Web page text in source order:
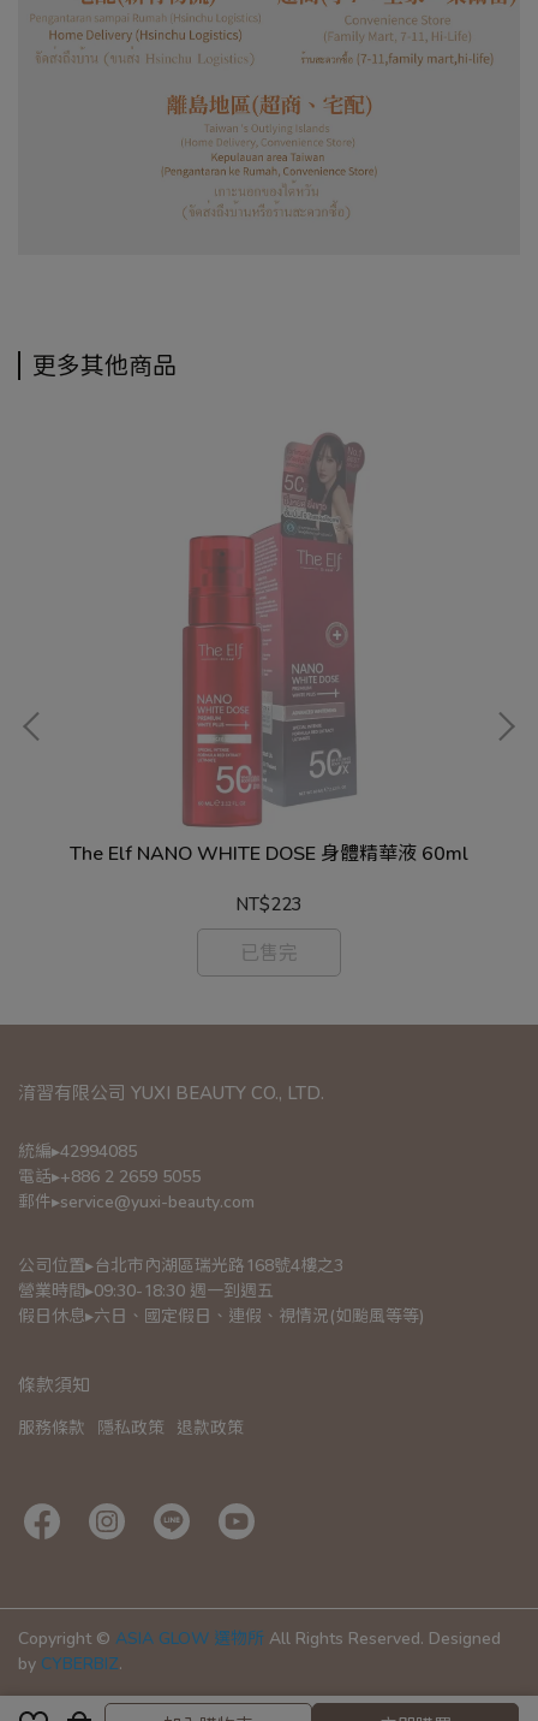
完成
更多其他商品
The Elf NANO WHITE DOSE 身體精華液 60ml
NT$223
已售完
淯習有限公司 YUXI BEAUTY CO., LTD.
統編▸42994085
電話▸+886 2 2659 5055
郵件▸service@yuxi-beauty.com
公司位置▸台北市內湖區瑞光路168號4樓之3
營業時間▸09:30-18:30 週一到週五
假日休息▸六日、國定假日、連假、視情況(如颱風等等)
條款須知
服務條款 隱私政策 退款政策
Copyright © ASIA GLOW 選物所 All Rights Reserved. Designed
by CYBERBIZ.